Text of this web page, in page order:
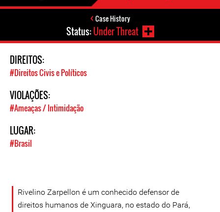
Case History
Status:Under Threat
DIREITOS:
#Direitos Civis e Políticos
VIOLAÇÕES:
#Ameaças / Intimidação
LUGAR:
#Brasil
Rivelino Zarpellon é um conhecido defensor de
direitos humanos de Xinguara, no estado do Pará,